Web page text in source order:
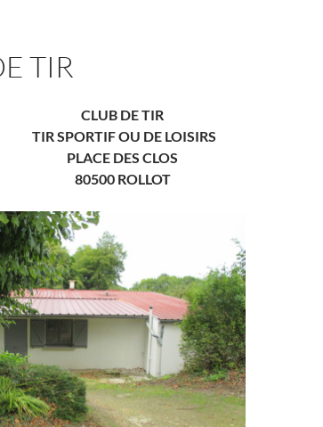
TIR
CLUB DE TIR
TIR SPORTIF OU DE LOISIRS
PLACE DES CLOS
80500 ROLLOT